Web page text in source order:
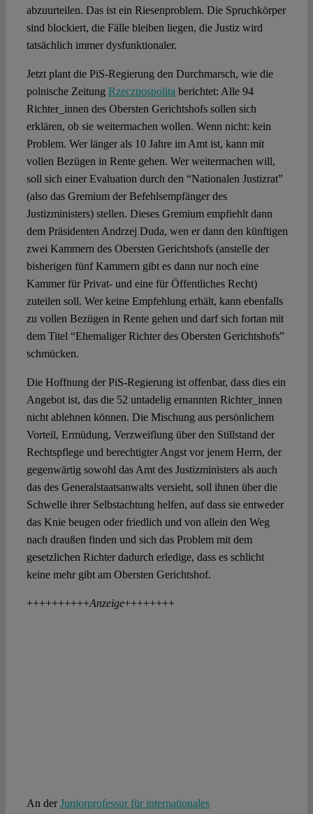
abzuurteilen. Das ist ein Riesenproblem. Die Spruchkörper
sind blockiert, die Fälle bleiben liegen, die Justiz wird
tatsächlich immer dysfunktionaler.
Jetzt plant die PiS-Regierung den Durchmarsch, wie die
polnische Zeitung Rzeczpospolita berichtet: Alle 94
Richter_innen des Obersten Gerichtshofs sollen sich
erklären, ob sie weitermachen wollen. Wenn nicht: kein
Problem. Wer länger als 10 Jahre im Amt ist, kann mit
vollen Bezügen in Rente gehen. Wer weitermachen will,
soll sich einer Evaluation durch den “Nationalen Justizrat”
(also das Gremium der Befehlsempfänger des
Justizministers) stellen. Dieses Gremium empfiehlt dann
dem Präsidenten Andrzej Duda, wen er dann den künftigen
zwei Kammern des Obersten Gerichtshofs (anstelle der
bisherigen fünf Kammern gibt es dann nur noch eine
Kammer für Privat- und eine für Öffentliches Recht)
zuteilen soll. Wer keine Empfehlung erhält, kann ebenfalls
zu vollen Bezügen in Rente gehen und darf sich fortan mit
dem Titel “Ehemaliger Richter des Obersten Gerichtshofs”
schmücken.
Die Hoffnung der PiS-Regierung ist offenbar, dass dies ein
Angebot ist, das die 52 untadelig ernannten Richter_innen
nicht ablehnen können. Die Mischung aus persönlichem
Vorteil, Ermüdung, Verzweiflung über den Stillstand der
Rechtspflege und berechtigter Angst vor jenem Herrn, der
gegenwärtig sowohl das Amt des Justizministers als auch
das des Generalstaatsanwalts versieht, soll ihnen über die
Schwelle ihrer Selbstachtung helfen, auf dass sie entweder
das Knie beugen oder friedlich und von allein den Weg
nach draußen finden und sich das Problem mit dem
gesetzlichen Richter dadurch erledige, dass es schlicht
keine mehr gibt am Obersten Gerichtshof.
++++++++++Anzeige++++++++
An derJuniorprofessur für internationales